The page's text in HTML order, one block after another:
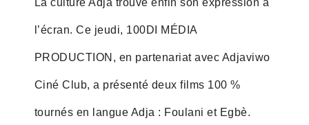
l’écran. Ce jeudi, 100DI MÉDIA
PRODUCTION, en partenariat avec Adjaviwo
Ciné Club, a présenté deux films 100 %
tournés en langue Adja : Foulani et Egbè.